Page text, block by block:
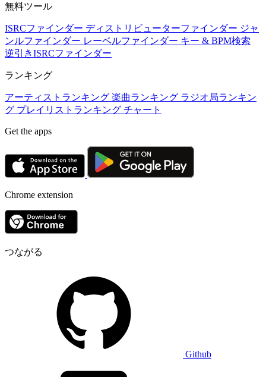
無料ツール
ISRCファインダー ディストリビューターファインダー ジャ
ンルファインダー レーベルファインダー キー & BPM検索
逆引きISRCファインダー
ランキング
アーティストランキング 楽曲ランキング ラジオ局ランキン
グ プレイリストランキング チャート
Get the apps
Chrome extension
つながる
Github